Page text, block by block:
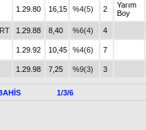
1.29.80 16,15 %4(5) 2
Yarım
Boy
1.29.88 8,40 %6(4) 4
1.29.92 10,45 %4(6) 7
1.29.98 7,25 %9(3) 3
1/3/6